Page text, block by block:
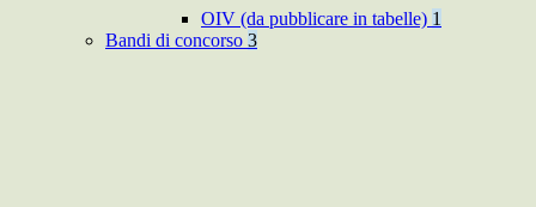
OIV (da pubblicare in tabelle) 1
Bandi di concorso 3